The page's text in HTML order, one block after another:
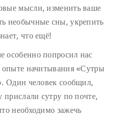
мысли, изменить ваше
необычные сны, укрепить
что ещё!
особенно попросил нас
опыте начитывания «Сутры
Один человек сообщил,
прислали сутру по почте,
необходимо зажечь